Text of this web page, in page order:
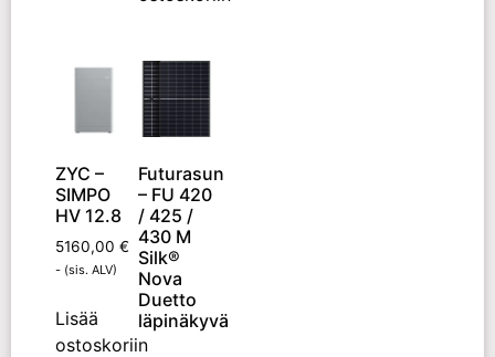
ZYC –
SIMPO
HV 12.8
5160,00 €
- (sis. ALV)
Lisää
ostoskoriin
Futurasun
– FU 420
/ 425 /
430 M
Silk®
Nova
Duetto
läpinäkyvä